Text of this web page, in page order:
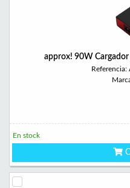
approx! 90W
Referencia:
En stock